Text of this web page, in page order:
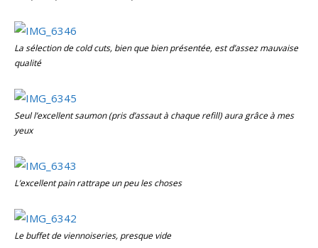
La sélection de cold cuts, bien que bien présentée, est d’assez mauvaise
qualité
Seul l’excellent saumon (pris d’assaut à chaque refill) aura grâce à mes
yeux
L’excellent pain rattrape un peu les choses
Le buffet de viennoiseries, presque vide